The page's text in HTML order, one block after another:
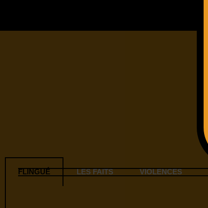
FLINGUÉ LES FAITS VIOLENCES